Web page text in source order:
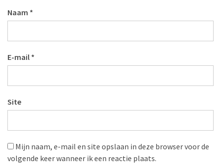
Naam *
E-mail *
Site
Mijn naam, e-mail en site opslaan in deze browser voor de
volgende keer wanneer ik een reactie plaats.